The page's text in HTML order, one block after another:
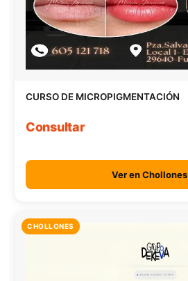
CURSO DE MICROPIGMENTACIÓN
Consultar
Ver en Chollones
CHOLLONES